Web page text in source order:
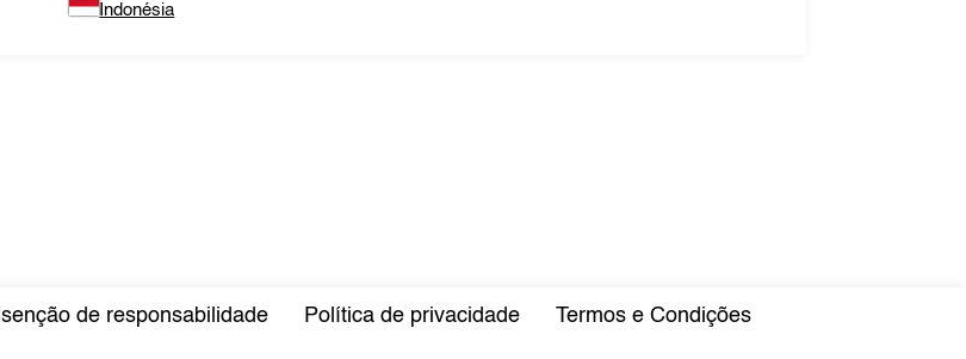
Indonésia
Isenção de responsabilidade Política de privacidade Termos e Condições